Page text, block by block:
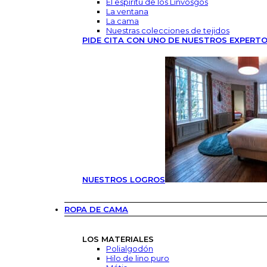
La ventana
La cama
Nuestras colecciones de tejidos
PIDE CITA CON UNO DE NUESTROS
NUESTROS LOGROS
ROPA DE CAMA
LOS MATERIALES
Polialgodón
Hilo de lino puro